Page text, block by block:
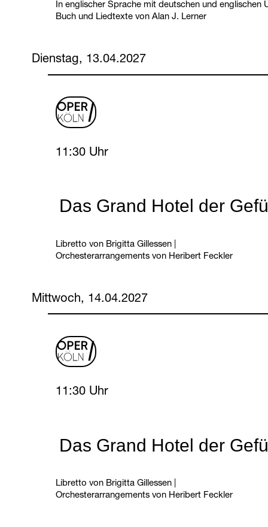
In englischer Sprache mit deutschen und englischen
Buch und Liedtexte von Alan J. Lerner
Dienstag, 13.04.2027
Das Grand Hotel der
Libretto von Brigitta Gillessen
Orchesterarrangements von Heribert Feckler
Tuesday, 13 April 2027
11:30 Uhr
oper
Mittwoch, 14.04.2027
Das Grand Hotel der
Libretto von Brigitta Gillessen
Orchesterarrangements von Heribert Feckler
Wednesday, 14 April 2027
11:30 Uhr
oper